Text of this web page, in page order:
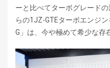
ーと比べてターボグレード
らの1JZ-GTEターボエンジ
G」は、今や極めて希少な存